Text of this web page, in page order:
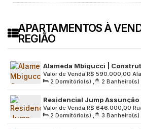
APARTAMENTOS À
REGIÃO
Alameda Mbigucci |
| 56 metros | 02 dormitórios
vaga
R$ 590.000,00
Valor de Venda
Grande São Paulo, 09070-210,
Paulo, Brasil
2 Dormitório(s) , 2 Banheiro(s)
Sala(s) , 1 Suíte(s) , 1 Vaga(s) ,
1750.00m²
Residencial Jump Assunção
Pronto | 58 metros | 02
R$ 646.000,00
Valor de Venda
Paulo, 09195-140, Vila Alzira,
2 Dormitório(s) , 3 Banheiro(s)
Sala(s) , 2 Suíte(s) , 2 Vaga(s) ,